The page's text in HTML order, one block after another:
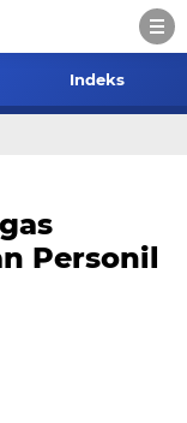
Indeks
Personil